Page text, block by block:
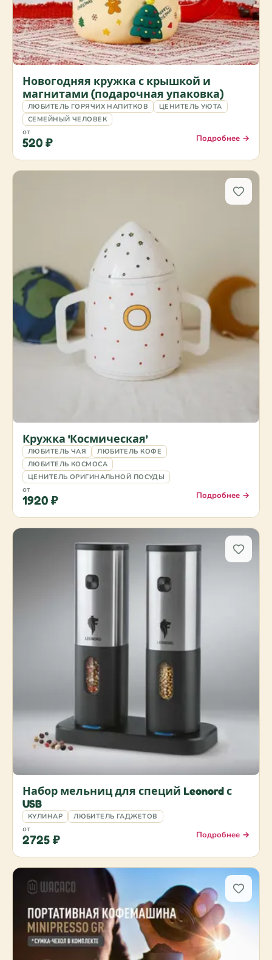
Новогодняя кружка с крышкой и
магнитами (подарочная упаковка)
ЛЮБИТЕЛЬ ГОРЯЧИХ НАПИТКОВ
ЦЕНИТЕЛЬ УЮТА
СЕМЕЙНЫЙ ЧЕЛОВЕК
от
520 ₽ Подробнее →
Кружка 'Космическая'
ЛЮБИТЕЛЬ ЧАЯ
ЛЮБИТЕЛЬ КОФЕ
ЛЮБИТЕЛЬ КОСМОСА
ЦЕНИТЕЛЬ ОРИГИНАЛЬНОЙ ПОСУДЫ
от
1920 ₽ Подробнее →
Набор мельниц для специй Leonord с
USB
КУЛИНАР ЛЮБИТЕЛЬ ГАДЖЕТОВ
от
2725 ₽ Подробнее →